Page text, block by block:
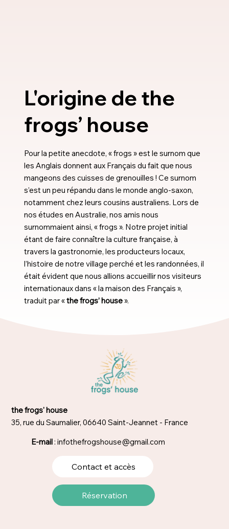
L'origine de the
frogs’ house
Pour la petite anecdote, « frogs » est le surnom que
les Anglais donnent aux Français du fait que nous
mangeons des cuisses de grenouilles ! Ce surnom
s’est un peu répandu dans le monde anglo-saxon,
notamment chez leurs cousins australiens. Lors de
nos études en Australie, nos amis nous
surnommaient ainsi, « frogs ». Notre projet initial
étant de faire connaître la culture française, à
travers la gastronomie, les producteurs locaux,
l’histoire de notre village perché et les randonnées, il
était évident que nous allions accueillir nos visiteurs
internationaux dans « la maison des Français »,
traduit par «the frogs’ house».
the frogs' house
35, rue du Saumalier, 06640 Saint-Jeannet - France
E-mail: infothefrogshouse@gmail.com
Contact et accès
Réservation